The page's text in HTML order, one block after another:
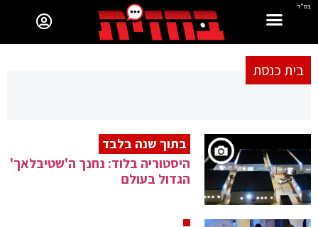
בס"ד
בית כנסת
בתוך שנה בלבד
היסטוריה בלוד: נחנך ה'שטיבלאך'
הגדול בעולם